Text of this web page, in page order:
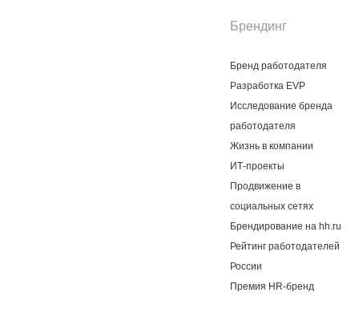
Брендинг
Бренд работодателя
Разработка EVP
Исследование бренда
работодателя
Жизнь в компании
ИТ-проекты
Продвижение в
социальных сетях
Брендирование на hh.ru
Рейтинг работодателей
России
Премия HR-бренд